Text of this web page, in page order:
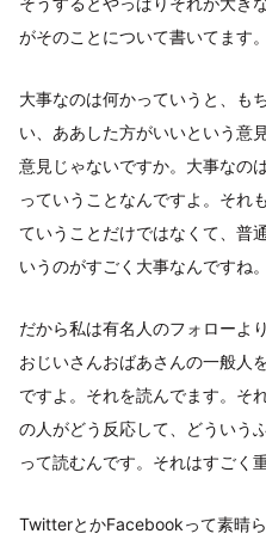
がそのことについて書いてます。
大事なのは何かっていうと、も
い、ああした方がいいという意
意見じゃないですか。大事なの
っていうことなんですよ。それ
ていうことだけではなくて、普
いうのがすごく大事なんですね。
だから私は有名人のフォローよ
おじいさんおばあさんの一般人
ですよ。それを読んでます。そ
の人がどう反応して、どういう
って読むんです。それはすごく
TwitterとかFacebookって素晴